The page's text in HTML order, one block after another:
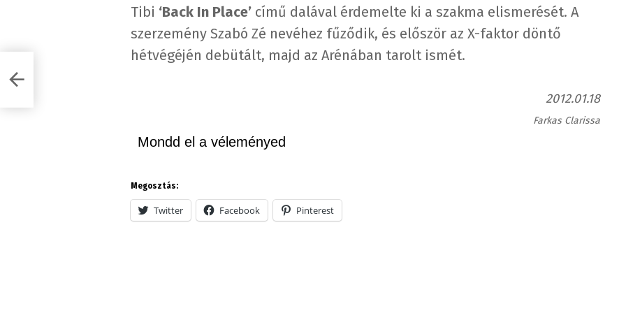
Tibi ‘Back In Place’ című dalával érdemelte ki a szakma elismerését. A
szerzemény Szabó Zé nevéhez fűződik, és először az X-faktor döntő
hétvégéjén debütált, majd az Arénában tarolt ismét.
2012.01.18
Farkas Clarissa
Mondd el a véleményed
Megosztás:
Twitter Facebook Pinterest